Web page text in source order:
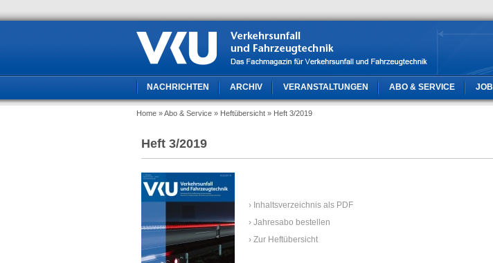
NACHRICHTEN ARCHIV VERANSTALTUNGEN ABO & SERVICE JOB
Home » Abo & Service » Heftübersicht » Heft 3/2019
Heft 3/2019
› Inhaltsverzeichnis als PDF
› Jahresabo bestellen
› Zur Heftübersicht